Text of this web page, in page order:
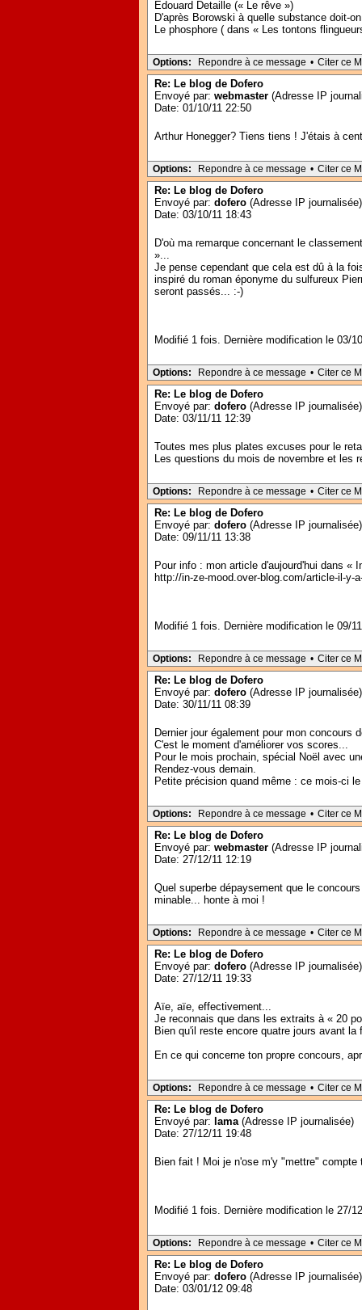
Edouard Detaille (« Le rêve »)
D'après Borowski à quelle substance doit-
Le phosphore ( dans « Les tontons
Options: Repondre à ce message • Citer ce
Re: Le blog de Dofero
Envoyé par: webmaster (Adresse IP
Date: 01/10/11 22:50
Arthur Honegger? Tiens tiens ! J'étais à
Options: Repondre à ce message • Citer ce
Re: Le blog de Dofero
Envoyé par: dofero (Adresse IP journalisée)
Date: 03/10/11 18:43
D'où ma remarque concernant le
»...
Je pense cependant que cela est dû à la
inspiré du roman éponyme du sulfureux
seront passés... :-)
Modifié 1 fois. Dernière modification le 03/
Options: Repondre à ce message • Citer ce
Re: Le blog de Dofero
Envoyé par: dofero (Adresse IP journalisée)
Date: 03/11/11 12:39
Toutes mes plus plates excuses pour le
Les questions du mois de novembre et les
Options: Repondre à ce message • Citer ce
Re: Le blog de Dofero
Envoyé par: dofero (Adresse IP journalisée)
Date: 09/11/11 13:38
Pour info : mon article d'aujourd'hui dans «
http://in-ze-mood.over-blog.com/article-il-y-
Modifié 1 fois. Dernière modification le 09/
Options: Repondre à ce message • Citer ce
Re: Le blog de Dofero
Envoyé par: dofero (Adresse IP journalisée)
Date: 30/11/11 08:39
Dernier jour également pour mon concours
C'est le moment d'améliorer vos scores...
Pour le mois prochain, spécial Noël avec
Rendez-vous demain.
Petite précision quand même : ce mois-ci
Options: Repondre à ce message • Citer ce
Re: Le blog de Dofero
Envoyé par: webmaster (Adresse IP
Date: 27/12/11 12:19
Quel superbe dépaysement que le
minable... honte à moi !
Options: Repondre à ce message • Citer ce
Re: Le blog de Dofero
Envoyé par: dofero (Adresse IP journalisée)
Date: 27/12/11 19:33
Aïe, aïe, effectivement...
Je reconnais que dans les extraits à « 20
Bien qu'il reste encore quatre jours avant
En ce qui concerne ton propre concours,
Options: Repondre à ce message • Citer ce
Re: Le blog de Dofero
Envoyé par: lama(Adresse IP journalisée)
Date: 27/12/11 19:48
Bien fait ! Moi je n'ose m'y "mettre"
Modifié 1 fois. Dernière modification le 27/
Options: Repondre à ce message • Citer ce
Re: Le blog de Dofero
Envoyé par: dofero (Adresse IP journalisée)
Date: 03/01/12 09:48